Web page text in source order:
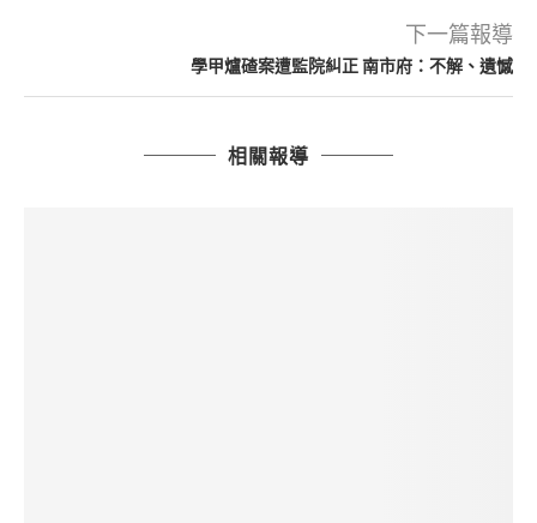
下一篇報導
學甲爐碴案遭監院糾正 南市府：不解、遺憾
相關報導